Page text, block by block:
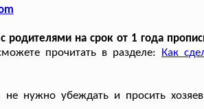
на срок от 1 года
прочитать в разделе:
Как
нужно убеждать и просить